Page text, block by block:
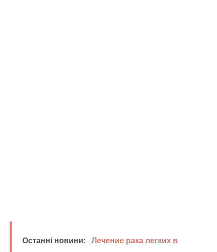
Останні новини:
Лечение рака легких в